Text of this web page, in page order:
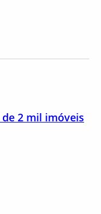
2 mil imóveis